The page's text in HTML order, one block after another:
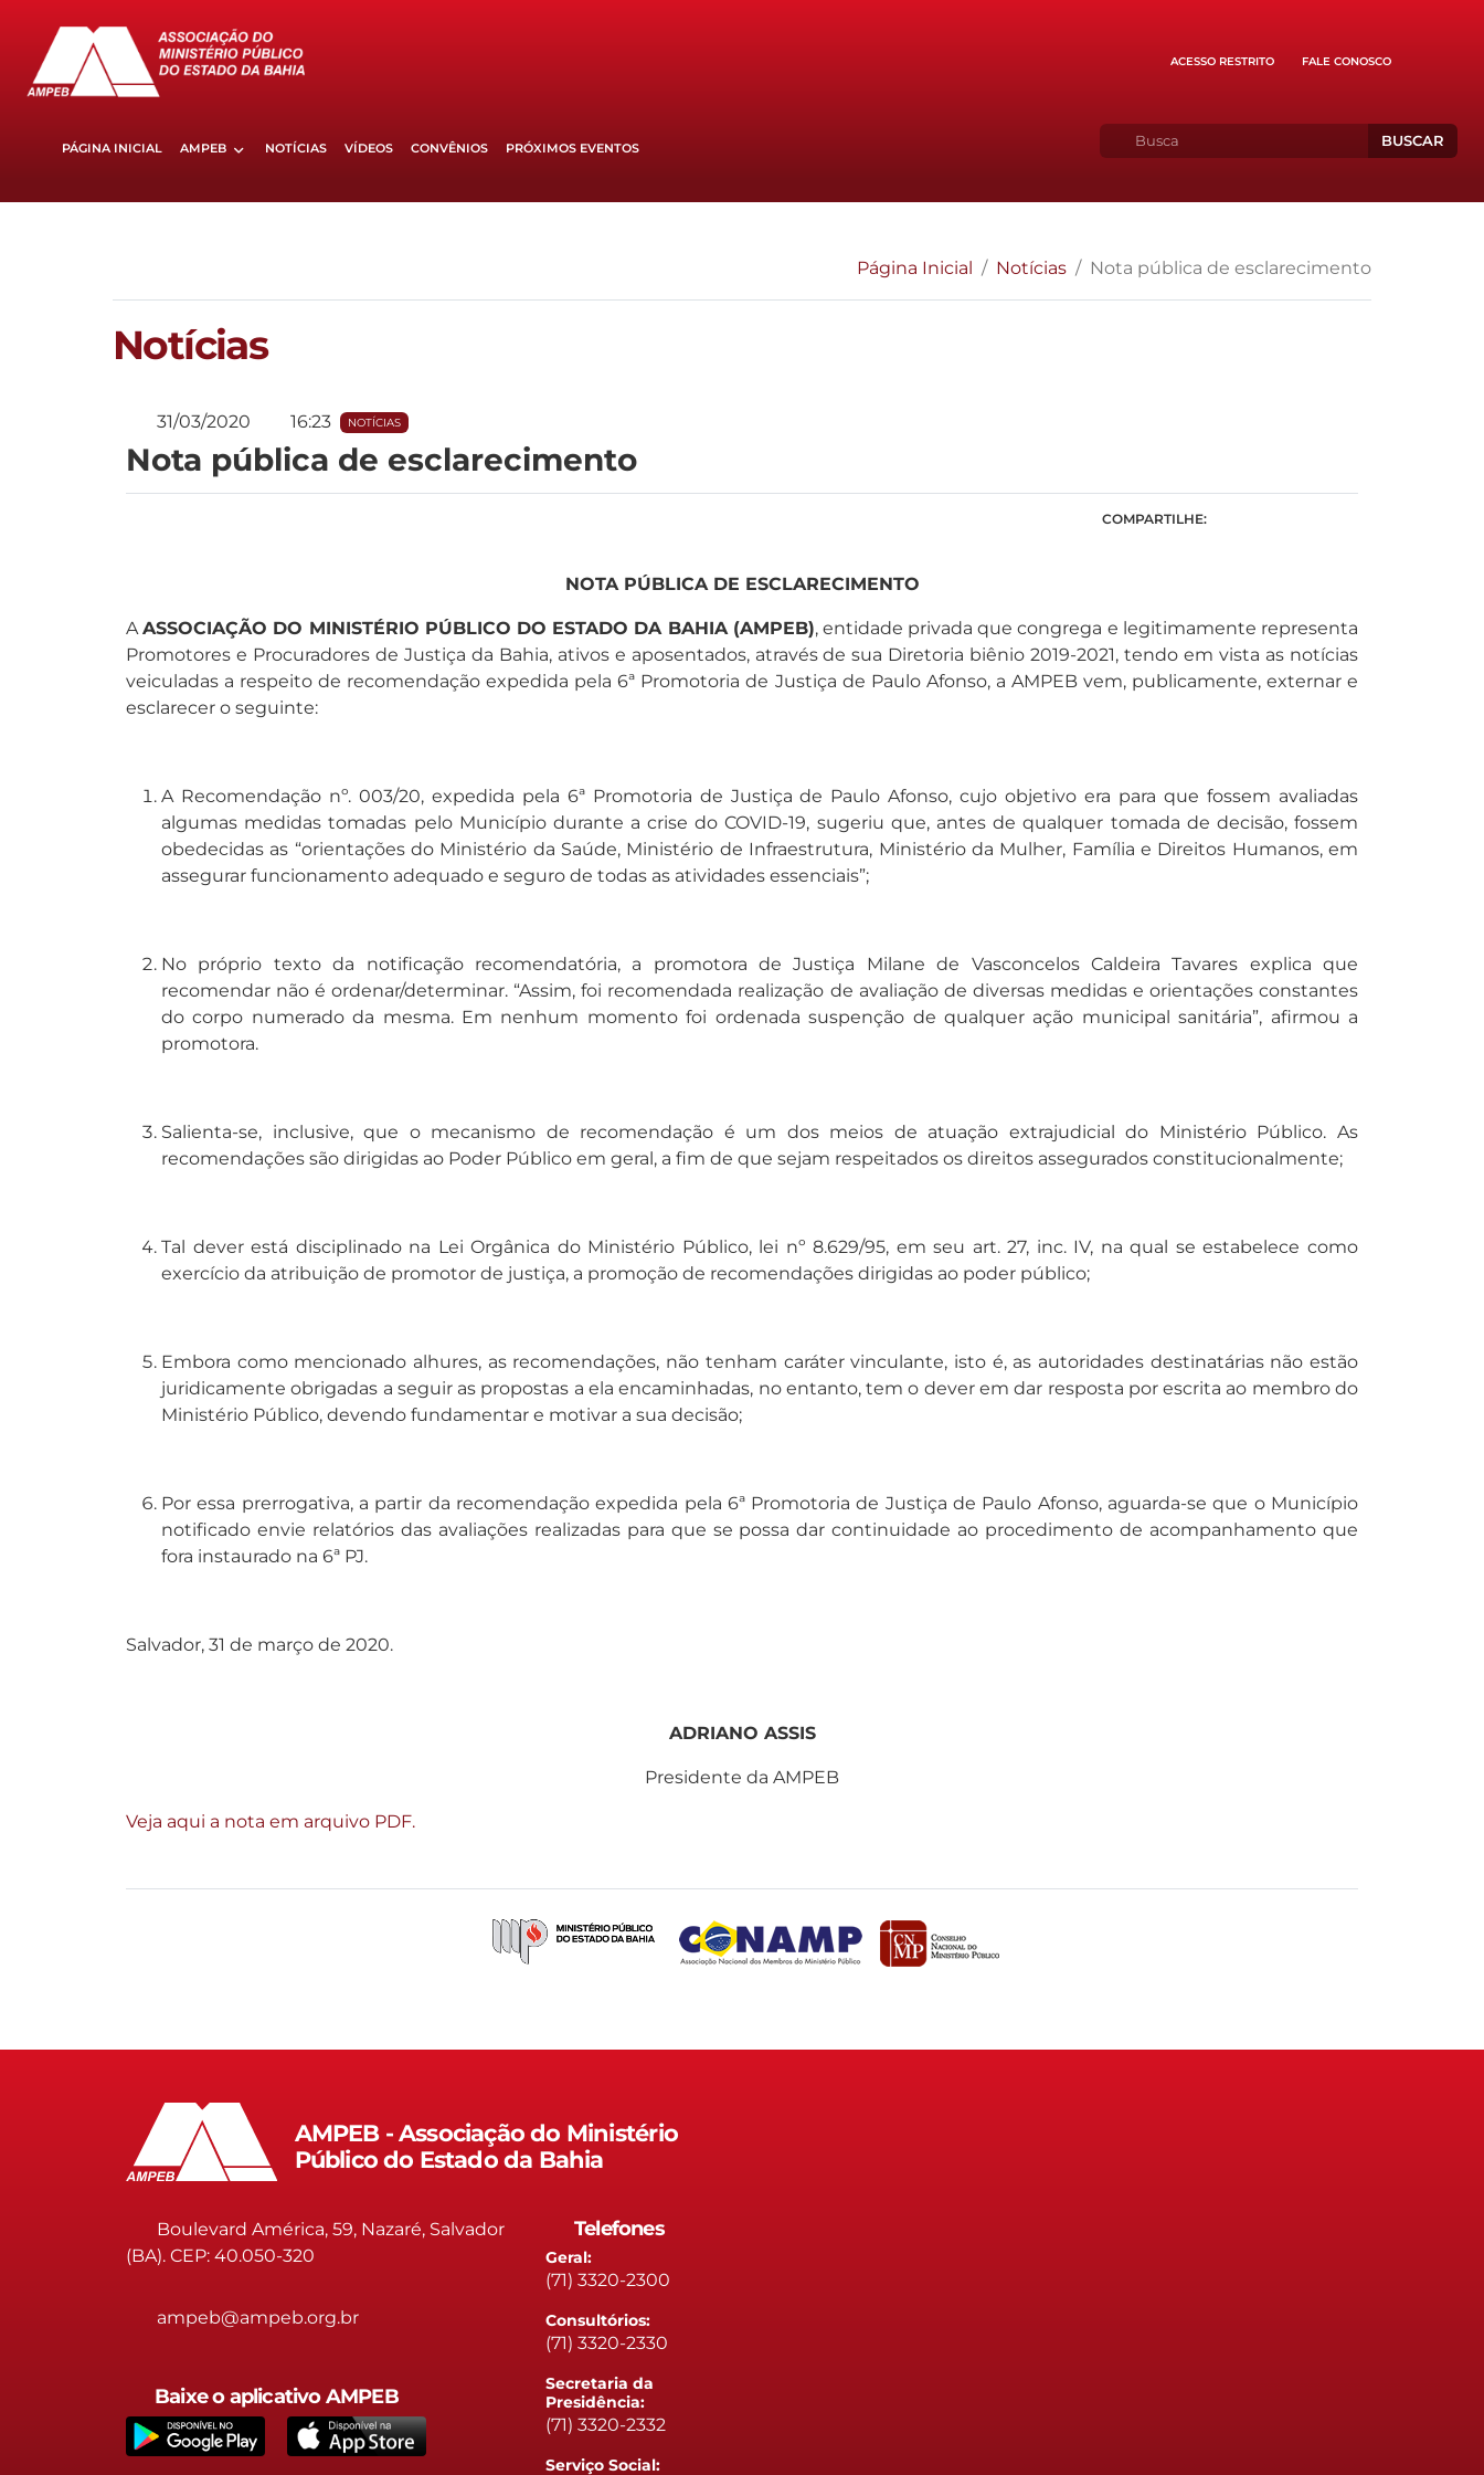
ACESSO RESTRITO FALE CONOSCO
PÁGINA INICIAL AMPEB NOTÍCIAS VÍDEOS CONVÊNIOS PRÓXIMOS EVENTOS BUSCAR
Página Inicial Notícias Nota pública de esclarecimento
Notícias
31/03/2020 16:23 NOTÍCIAS
Nota pública de esclarecimento
COMPARTILHE:
NOTA PÚBLICA DE ESCLARECIMENTO
AASSOCIAÇÃO DO MINISTÉRIO PÚBLICO DO ESTADO DA BAHIA (AMPEB), entidade privada que congrega e legitimamente representa
Promotores e Procuradores de Justiça da Bahia, ativos e aposentados, através de sua Diretoria biênio 2019-2021, tendo em vista as notícias
veiculadas a respeito de recomendação expedida pela 6ª Promotoria de Justiça de Paulo Afonso, a AMPEB vem, publicamente, externar e
esclarecer o seguinte:
A Recomendação nº. 003/20, expedida pela 6ª Promotoria de Justiça de Paulo Afonso, cujo objetivo era para que fossem avaliadas
algumas medidas tomadas pelo Município durante a crise do COVID-19, sugeriu que, antes de qualquer tomada de decisão, fossem
obedecidas as “orientações do Ministério da Saúde, Ministério de Infraestrutura, Ministério da Mulher, Família e Direitos Humanos, em
assegurar funcionamento adequado e seguro de todas as atividades essenciais”;
No próprio texto da notificação recomendatória, a promotora de Justiça Milane de Vasconcelos Caldeira Tavares explica que
recomendar não é ordenar/determinar. “Assim, foi recomendada realização de avaliação de diversas medidas e orientações constantes
do corpo numerado da mesma. Em nenhum momento foi ordenada suspenção de qualquer ação municipal sanitária”, afirmou a
promotora.
Salienta-se, inclusive, que o mecanismo de recomendação é um dos meios de atuação extrajudicial do Ministério Público. As
recomendações são dirigidas ao Poder Público em geral, a fim de que sejam respeitados os direitos assegurados constitucionalmente;
Tal dever está disciplinado na Lei Orgânica do Ministério Público, lei nº 8.629/95, em seu art. 27, inc. IV, na qual se estabelece como
exercício da atribuição de promotor de justiça, a promoção de recomendações dirigidas ao poder público;
Embora como mencionado alhures, as recomendações, não tenham caráter vinculante, isto é, as autoridades destinatárias não estão
juridicamente obrigadas a seguir as propostas a ela encaminhadas, no entanto, tem o dever em dar resposta por escrita ao membro do
Ministério Público, devendo fundamentar e motivar a sua decisão;
Por essa prerrogativa, a partir da recomendação expedida pela 6ª Promotoria de Justiça de Paulo Afonso, aguarda-se que o Município
notificado envie relatórios das avaliações realizadas para que se possa dar continuidade ao procedimento de acompanhamento que
fora instaurado na 6ª PJ.
Salvador, 31 de março de 2020.
ADRIANO ASSIS
Presidente da AMPEB
Veja aqui a nota em arquivo PDF.
AMPEB - Associação do Ministério
Público do Estado da Bahia
Boulevard América, 59, Nazaré, Salvador
(BA). CEP: 40.050-320
ampeb@ampeb.org.br
Baixe o aplicativo AMPEB
Telefones
Geral:
(71) 3320-2300
Consultórios:
(71) 3320-2330
Secretaria da
Presidência:
(71) 3320-2332
Serviço Social: